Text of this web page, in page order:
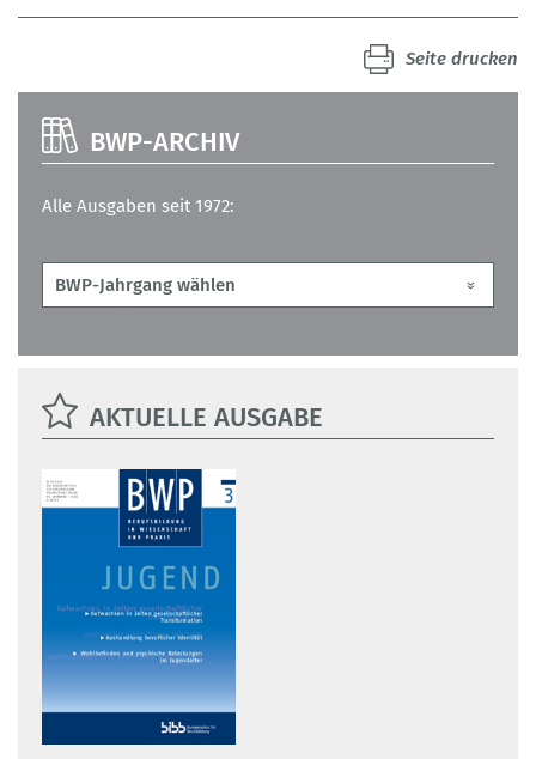
Seite drucken
BWP-ARCHIV
Alle Ausgaben seit 1972:
AKTUELLE AUSGABE